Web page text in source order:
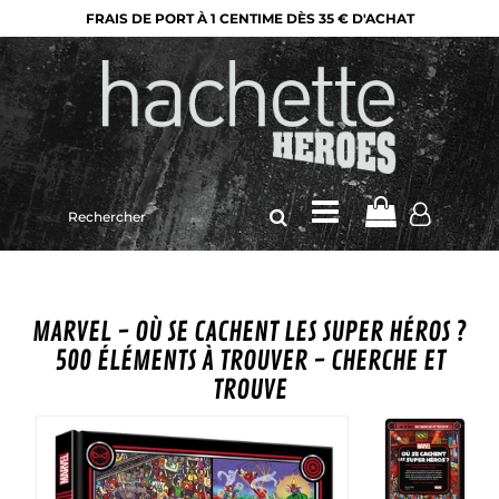
FRAIS DE PORT À 1 CENTIME DÈS 35 € D'ACHAT
Rechercher
sur
le
MARVEL - OÙ SE CACHENT LES SUPER HÉROS ?
500 ÉLÉMENTS À TROUVER - CHERCHE ET
TROUVE